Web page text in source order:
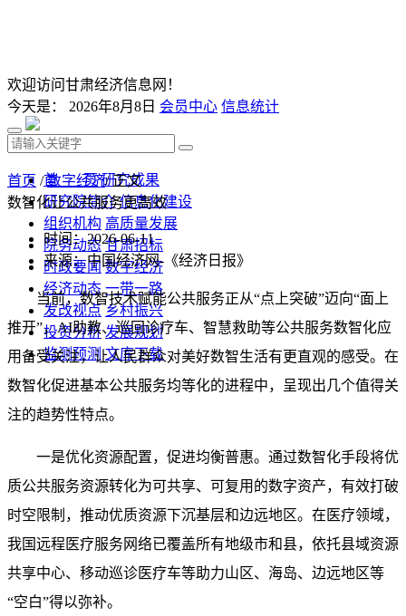
欢迎访问甘肃经济信息网！
今天是： 2026年8月8日 会员中心 信息统计
首 页 研究成果
研究院简介 信息化建设
组织机构 高质量发展
院务动态 甘肃招标
时政要闻 数字经济
经济动态 一带一路
发改视点 乡村振兴
投资分析 发展规划
监测预测 文库下载
首页 /数字经济/ 正文
数智化让公共服务更高效
时间：2026-06-11
来源：中国经济网-《经济日报》
当前，数智技术赋能公共服务正从“点上突破”迈向“面上
推开”，AI助教、巡回诊疗车、智慧救助等公共服务数智化应
用备受关注，让人民群众对美好数智生活有更直观的感受。在
数智化促进基本公共服务均等化的进程中，呈现出几个值得关
注的趋势性特点。
一是优化资源配置，促进均衡普惠。通过数智化手段将优
质公共服务资源转化为可共享、可复用的数字资产，有效打破
时空限制，推动优质资源下沉基层和边远地区。在医疗领域，
我国远程医疗服务网络已覆盖所有地级市和县，依托县域资源
共享中心、移动巡诊医疗车等助力山区、海岛、边远地区等
“空白”得以弥补。